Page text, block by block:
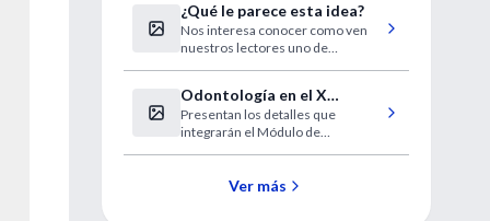
probabilidades de desarrollar
cáncer de mama invasivo, según
sugiere un nuevo estudio.
¿Qué le parece esta idea?
Nos interesa conocer como ven
nuestros lectores uno de
Odontología en el X
Congreso: "Avances en
Medicina"
Presentan los detalles que
integrarán el Módulo de
Medicina Hospitales Civiles 2008.
Ver más